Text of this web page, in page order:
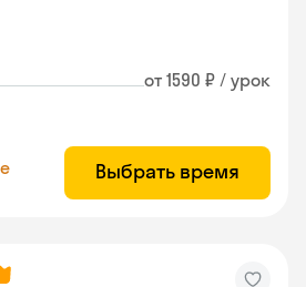
от 1590 ₽ / урок
Выбрать время